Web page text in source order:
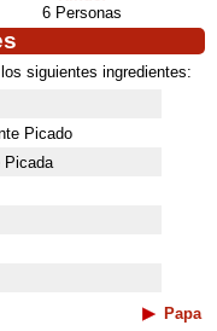
6 Personas
siguientes ingredientes:
Picado
Picada
Papa